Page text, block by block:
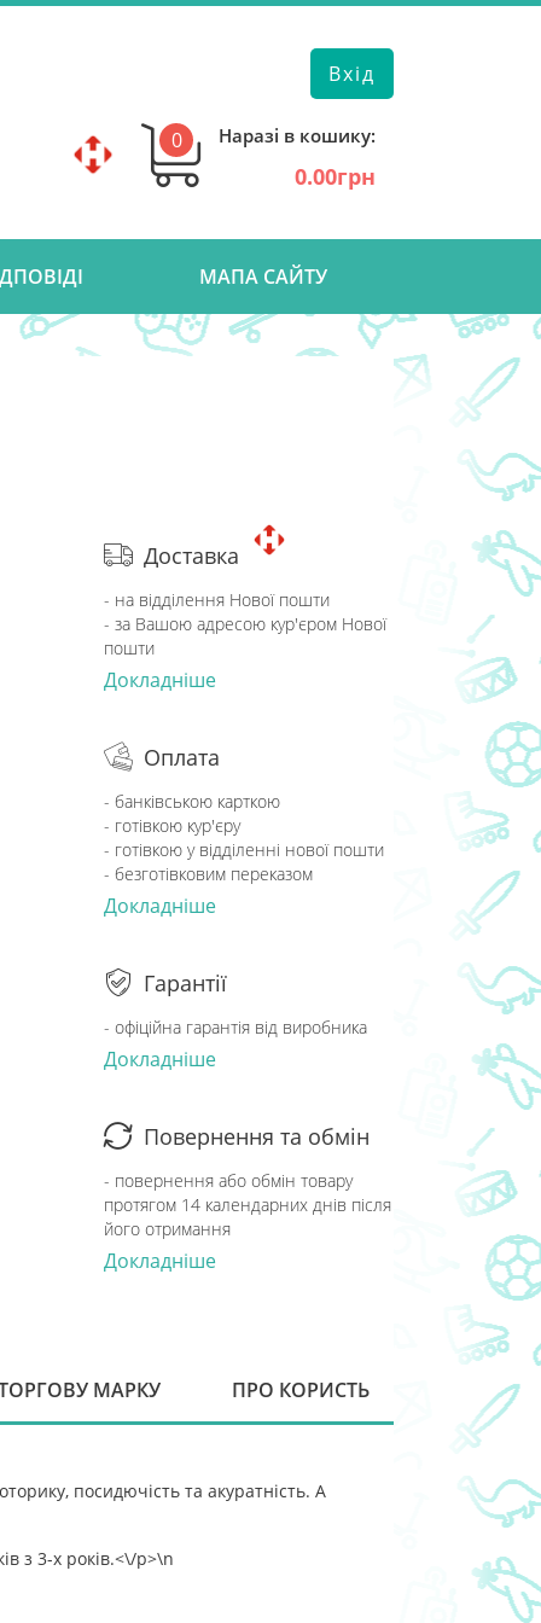
Вхід
0 Наразі в кошику:
0.00грн
МАПА САЙТУ
Доставка
- на відділення Нової пошти
- за Вашою адресою кур'єром Нової
пошти
Докладніше
Оплата
- банківською карткою
- готівкою кур'єру
- готівкою у відділенні нової пошти
- безготівковим переказом
Докладніше
Гарантії
- офіційна гарантія від виробника
Докладніше
Повернення та обмін
- повернення або обмін товару
протягом 14 календарних днів після
його отримання
Докладніше
МАРКУ ПРО КОРИСТЬ
посидючість та акуратність. А
з 3-х років.<\/p>\n